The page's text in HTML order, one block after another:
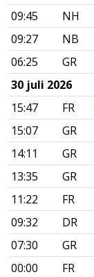
09:45
NH
09:27
NB
06:25
GR
30 juli 2026
15:47
FR
15:07
GR
14:11
GR
13:35
GR
11:22
FR
09:32
DR
07:30
GR
00:00
FR